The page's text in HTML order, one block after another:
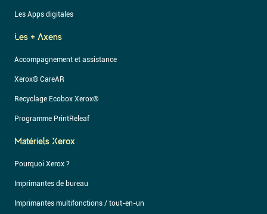
Les Apps digitales
Les + Axens
Accompagnement et assistance
Xerox® CareAR
Recyclage Ecobox Xerox®
Programme PrintReleaf
Matériels Xerox
Pourquoi Xerox ?
Imprimantes de bureau
Imprimantes multifonctions / tout-en-un